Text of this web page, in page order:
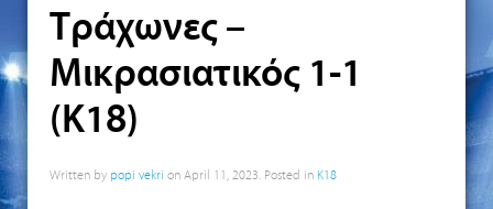
Τράχωνες –
Μικρασιατικός 1-1
(Κ18)
Written by popi vekri on April 11, 2023. Posted in K18